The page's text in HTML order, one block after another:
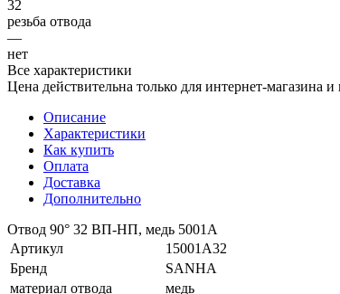
32
резьба отвода
—
нет
Все характеристики
Цена действительна только для интернет-магазина
Описание
Характеристики
Как купить
Оплата
Доставка
Дополнительно
Отвод 90° 32 ВП-НП, медь 5001A
Артикул
15001A32
Бренд
SANHA
материал отвода
медь